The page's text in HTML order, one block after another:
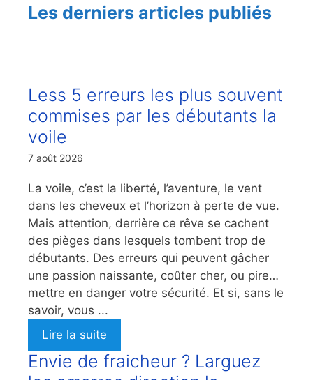
Les derniers articles publiés
Less 5 erreurs les plus souvent
commises par les débutants la
voile
7 août 2026
La voile, c’est la liberté, l’aventure, le vent
dans les cheveux et l’horizon à perte de vue.
Mais attention, derrière ce rêve se cachent
des pièges dans lesquels tombent trop de
débutants. Des erreurs qui peuvent gâcher
une passion naissante, coûter cher, ou pire…
mettre en danger votre sécurité. Et si, sans le
savoir, vous ...
Lire la suite
Envie de fraicheur ? Larguez